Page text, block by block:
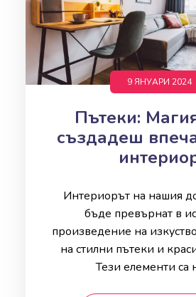
9 ЯНУАРИ 2024
Пътеки:
създадеш
Интериорът на нашия
бъде превърнат в
произведение на
на стилни пътеки и
Тези елементи са